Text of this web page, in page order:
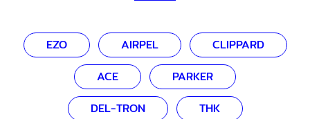
EZO AIRPEL
CLIPPARD
ACE
PARKER
DEL-TRON
THK